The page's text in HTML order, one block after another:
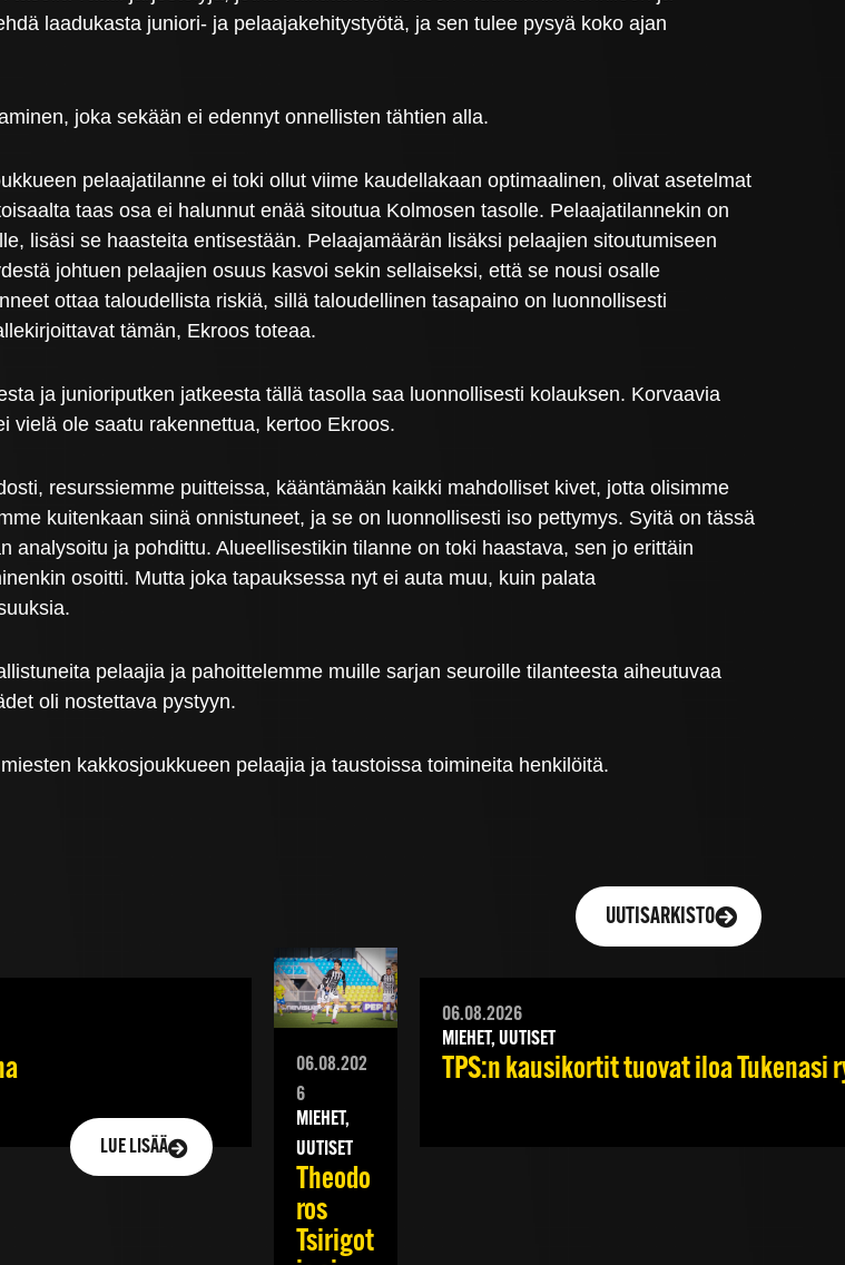
laadukasta juniori- ja pelaajakehitystyötä, ja sen tulee pysyä koko ajan
joka sekään ei edennyt onnellisten tähtien alla.
pelaajatilanne ei toki ollut viime kaudellakaan optimaalinen, olivat asetelmat
taas osa ei halunnut enää sitoutua Kolmosen tasolle. Pelaajatilannekin on
lisäsi se haasteita entisestään. Pelaajamäärän lisäksi pelaajien sitoutumiseen
johtuen pelaajien osuus kasvoi sekin sellaiseksi, että se nousi osalle
ottaa taloudellista riskiä, sillä taloudellinen tasapaino on luonnollisesti
tämän, Ekroos toteaa.
ja junioriputken jatkeesta tällä tasolla saa luonnollisesti kolauksen. Korvaavia
vielä ole saatu rakennettua, kertoo Ekroos.
resurssiemme puitteissa, kääntämään kaikki mahdolliset kivet, jotta olisimme
kuitenkaan siinä onnistuneet, ja se on luonnollisesti iso pettymys. Syitä on tässä
analysoitu ja pohdittu. Alueellisestikin tilanne on toki haastava, sen jo erittäin
osoitti. Mutta joka tapauksessa nyt ei auta muu, kuin palata
pelaajia ja pahoittelemme muille sarjan seuroille tilanteesta aiheutuvaa
oli nostettava pystyyn.
kakkosjoukkueen pelaajia ja taustoissa toimineita henkilöitä.
UUTISARKISTO
LUE LISÄÄ
06.08.202
6
MIEHET,
UUTISET
Theodo
ros
Tsirigot
06.08.2026
MIEHET, UUTISET
TPS:n kausikortit tuovat iloa Tukenasi